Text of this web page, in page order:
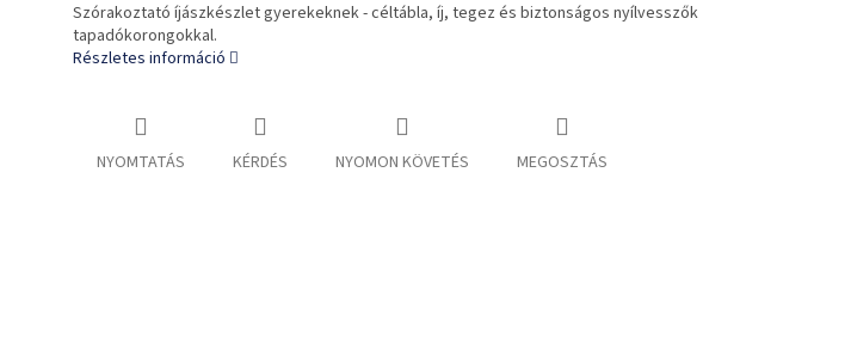
Szórakoztató íjászkészlet gyerekeknek - céltábla, íj, tegez és biztonságos nyílvesszők
tapadókorongokkal.
Részletes információ
NYOMTATÁS KÉRDÉS NYOMON KÖVETÉS MEGOSZTÁS